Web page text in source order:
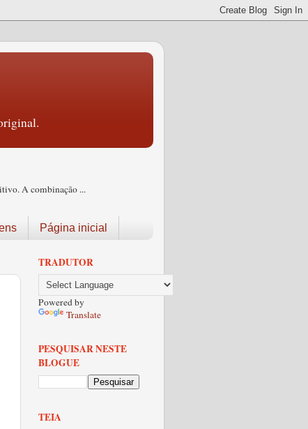
A combinação ...
Página inicial
TRADUTOR
Powered by
Translate
PESQUISAR NESTE
BLOGUE
TEIA